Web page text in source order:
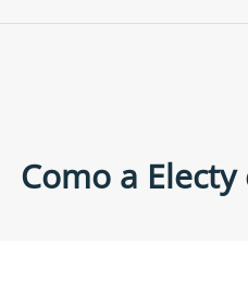
Como a